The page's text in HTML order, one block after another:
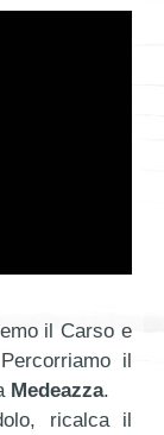
il Carso e
il
Medeazza.
ricalca il